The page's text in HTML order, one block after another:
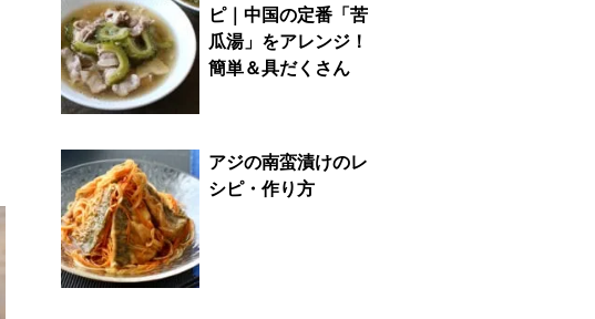
ピ｜中国の定番「苦
瓜湯」をアレンジ！
簡単＆具だくさん
アジの南蛮漬けのレ
シピ・作り方